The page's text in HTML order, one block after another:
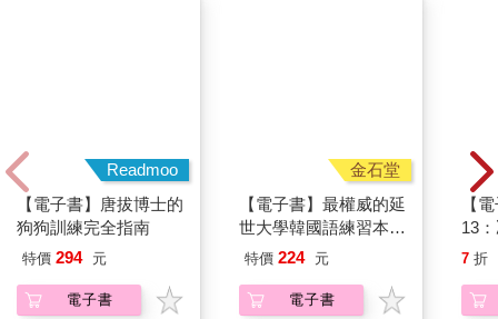
「因為故事裡有我最感興趣的『大野狼』啊！」娃娃說著，露出
得意的表情，爸媽都被她逗笑了。
「啊！大野狼……？」阿志臉色一變，機警的看向娃娃。
娃娃會意，立刻收起笑意，把嘴巴湊到阿志耳邊說：「該不會又
是狼人酷必剋搞的鬼？」
「還有，龍捲風會不會跟青龍有關？」阿志也擔憂起來。
「嗯，今天晚上我們直接去博物院問青龍。」娃娃急切的說。
特價 294 元
電子書
金石堂
【電子書】最權威的延
世大學韓國語練習本
（1）
特價 224 元
電子書
7 折